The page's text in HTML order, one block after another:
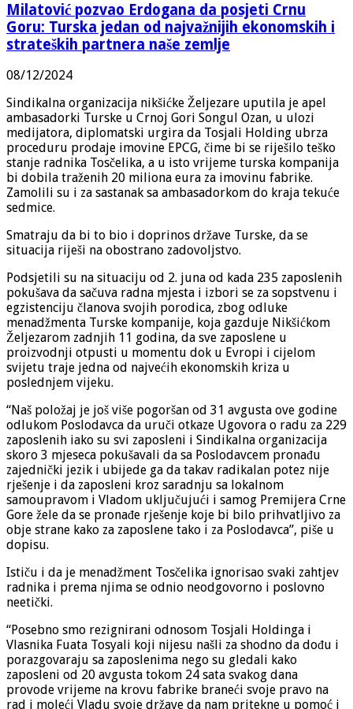
Milatović pozvao Erdogana da posjeti Crnu
Goru: Turska jedan od najvažnijih ekonomskih i
strateških partnera naše zemlje
08/12/2024
Sindikalna organizacija nikšićke Željezare uputila je apel
ambasadorki Turske u Crnoj Gori Songul Ozan, u ulozi
medijatora, diplomatski urgira da Tosjali Holding ubrza
proceduru prodaje imovine EPCG, čime bi se riješilo teško
stanje radnika Tosčelika, a u isto vrijeme turska kompanija
bi dobila traženih 20 miliona eura za imovinu fabrike.
Zamolili su i za sastanak sa ambasadorkom do kraja tekuće
sedmice.
Smatraju da bi to bio i doprinos države Turske, da se
situacija riješi na obostrano zadovoljstvo.
Podsjetili su na situaciju od 2. juna od kada 235 zaposlenih
pokušava da sačuva radna mjesta i izbori se za sopstvenu i
egzistenciju članova svojih porodica, zbog odluke
menadžmenta Turske kompanije, koja gazduje Nikšićkom
Željezarom zadnjih 11 godina, da sve zaposlene u
proizvodnji otpusti u momentu dok u Evropi i cijelom
svijetu traje jedna od najvećih ekonomskih kriza u
poslednjem vijeku.
“Naš položaj je još više pogoršan od 31 avgusta ove godine
odlukom Poslodavca da uruči otkaze Ugovora o radu za 229
zaposlenih iako su svi zaposleni i Sindikalna organizacija
skoro 3 mjeseca pokušavali da sa Poslodavcem pronađu
zajednički jezik i ubijede ga da takav radikalan potez nije
rješenje i da zaposleni kroz saradnju sa lokalnom
samoupravom i Vladom uključujući i samog Premijera Crne
Gore žele da se pronađe rješenje koje bi bilo prihvatljivo za
obje strane kako za zaposlene tako i za Poslodavca”, piše u
dopisu.
Ističu i da je menadžment Tosčelika ignorisao svaki zahtjev
radnika i prema njima se odnio neodgovorno i poslovno
neetički.
“Posebno smo rezignirani odnosom Tosjali Holdinga i
Vlasnika Fuata Tosyali koji nijesu našli za shodno da dođu i
porazgovaraju sa zaposlenima nego su gledali kako
zaposleni od 20 avgusta tokom 24 sata svakog dana
provode vrijeme na krovu fabrike braneći svoje pravo na
rad i moleći Vladu svoje države da nam pritekne u pomoć i